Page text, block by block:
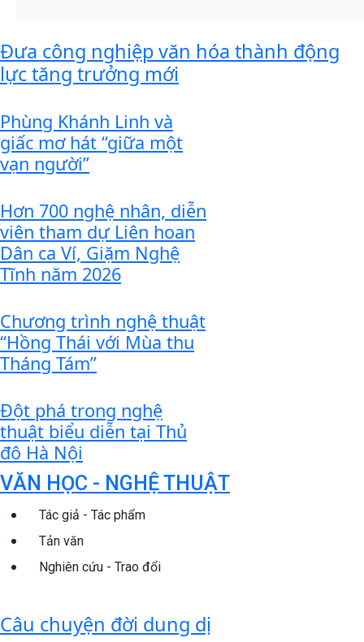
Đưa công nghiệp văn hóa thành động
lực tăng trưởng mới
Phùng Khánh Linh và
giấc mơ hát “giữa một
vạn người”
Hơn 700 nghệ nhân, diễn
viên tham dự Liên hoan
Dân ca Ví, Giặm Nghệ
Tĩnh năm 2026
Chương trình nghệ thuật
“Hồng Thái với Mùa thu
Tháng Tám”
Đột phá trong nghệ
thuật biểu diễn tại Thủ
đô Hà Nội
VĂN HỌC - NGHỆ THUẬT
Tác giả - Tác phẩm
Tản văn
Nghiên cứu - Trao đổi
Câu chuyện đời dung dị